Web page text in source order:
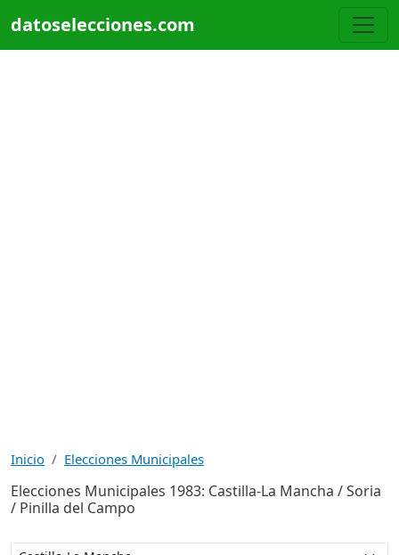
datoselecciones.com
Inicio Elecciones Municipales
Elecciones Municipales 1983: Castilla-La Mancha / Soria
/ Pinilla del Campo